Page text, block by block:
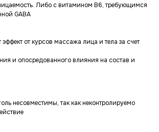
Либо с витамином В6, требующимся
GABA
от курсов массажа лица и тела за счет
и опосредованного влияния на состав и
несовместимы, так как неконтролируемо